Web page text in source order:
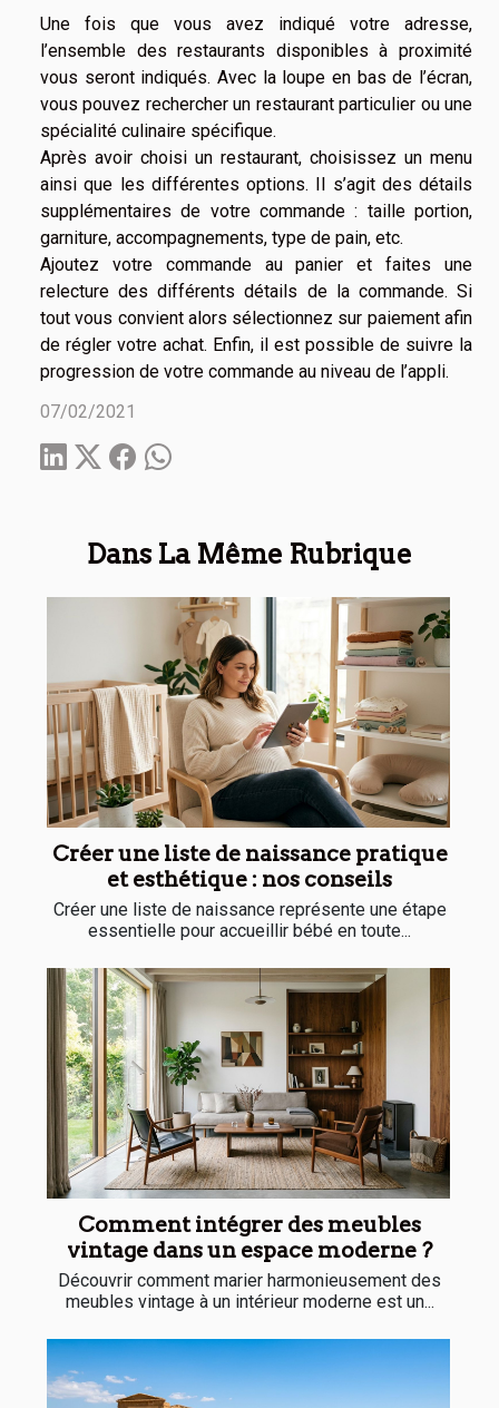
Dans La Même Rubrique
Créer une liste de naissance pratique
et esthétique : nos conseils
Créer une liste de naissance représente une étape
essentielle pour accueillir bébé en toute...
Comment intégrer des meubles
vintage dans un espace moderne ?
Découvrir comment marier harmonieusement des
meubles vintage à un intérieur moderne est un...
Une fois que vous avez indiqué votre adresse,
l’ensemble des restaurants disponibles à proximité
vous seront indiqués. Avec la loupe en bas de l’écran,
vous pouvez rechercher un restaurant particulier ou une
spécialité culinaire spécifique.
Après avoir choisi un restaurant, choisissez un menu
ainsi que les différentes options. Il s’agit des détails
supplémentaires de votre commande : taille portion,
garniture, accompagnements, type de pain, etc.
Ajoutez votre commande au panier et faites une
relecture des différents détails de la commande. Si
tout vous convient alors sélectionnez sur paiement afin
de régler votre achat. Enfin, il est possible de suivre la
progression de votre commande au niveau de l’appli.
07/02/2021